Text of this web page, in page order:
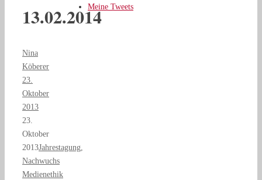
13.02.2014
Nina
Köberer
23.
Oktober
2013
23.
Oktober
2013Jahrestagung
Nachwuchs
Medienethik
Meine Tweets